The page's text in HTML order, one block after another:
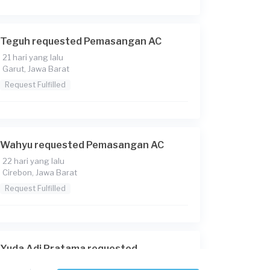
Teguh requested Pemasangan AC
21 hari yang lalu
Garut, Jawa Barat
Request Fulfilled
Wahyu requested Pemasangan AC
22 hari yang lalu
Cirebon, Jawa Barat
Request Fulfilled
Yuda Adi Pratama requested